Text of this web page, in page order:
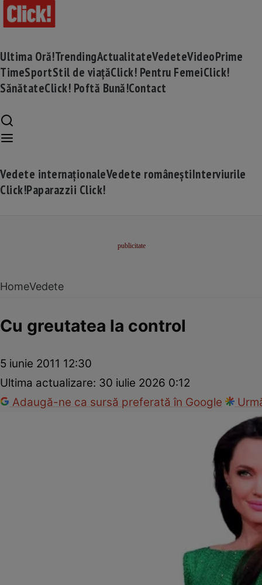
Ultima Oră!TrendingActualitateVedeteVideoPrime
TimeSportStil de viațăClick! Pentru FemeiClick!
SănătateClick! Poftă Bună!Contact
Vedete internaționaleVedete româneștiInterviurile
Click!Paparazzii Click!
HomeVedete
Cu greutatea la control
5 iunie 2011 12:30
Ultima actualizare: 30 iulie 2026 0:12
Adaugă-ne ca sursă preferată în Google